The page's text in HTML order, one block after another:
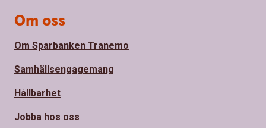
Om oss
Om Sparbanken Tranemo
Samhällsengagemang
Hållbarhet
Jobba hos oss